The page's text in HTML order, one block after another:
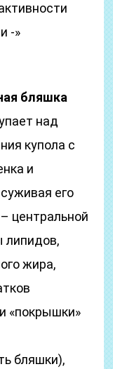
-»
бляшка
над
купола с
и
его
центральной
липидов,
жира,
«покрышки»
бляшки),